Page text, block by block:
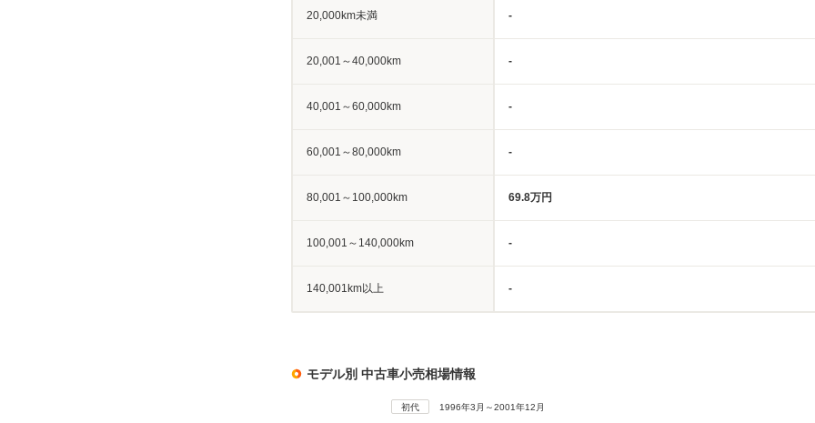
20,000km未満 -
20,001～40,000km -
40,001～60,000km -
60,001～80,000km -
80,001～100,000km 69.8万円
100,001～140,000km -
140,001km以上 -
モデル別 中古車小売相場情報
初代 1996年3月～2001年12月